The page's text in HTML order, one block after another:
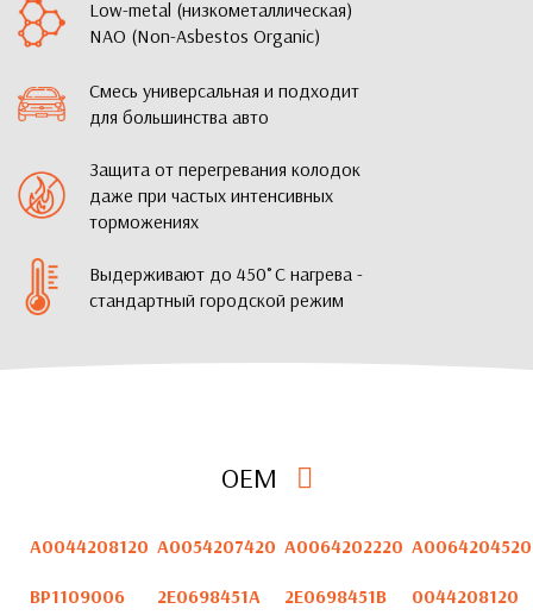
Low-metal (низкометаллическая)
NAO (Non-Asbestos Organic)
Смесь универсальная и подходит
для большинства авто
Защита от перегревания колодок
даже при частых интенсивных
торможениях
Выдерживают до 450˚С нагрева -
стандартный городской режим
OEM
A0044208120 A0054207420 A0064202220 A0064204520
BP1109006 2E0698451A 2E0698451B 0044208120